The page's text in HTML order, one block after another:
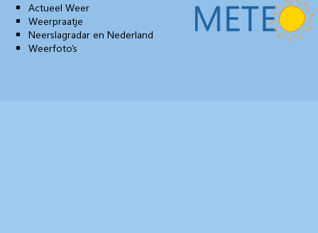
Actueel Weer
Weerpraatje
Neerslagradar en Nederland
Weerfoto’s